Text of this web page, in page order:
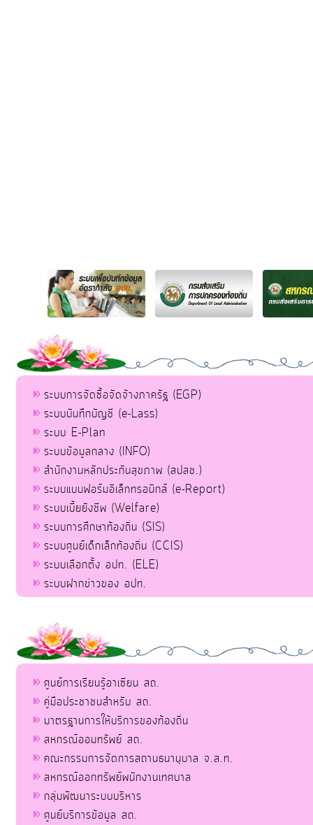
ระบบการจัดซื้อจัดจ้างภาครัฐ (EGP)
ระบบบันทึกบัญชี (e-Lass)
ระบบ E-Plan
ระบบข้อมูลกลาง (INFO)
สำนักงานหลักประกันสุขภาพ (สปสช.)
ระบบแบบฟอร์มอิเล็กทรอนิกส์ (e-Report)
ระบบเบี้ยยังชีพ (Welfare)
ระบบการศึกษาท้องถิ่น (SIS)
ระบบศูนย์เด็กเล็กท้องถิ่น (CCIS)
ระบบเลือกตั้ง อปท. (ELE)
ระบบฝากข่าวของ อปท.
ศูนย์การเรียนรู้อาเซียน สถ.
คู่มือประชาชนสำหรับ สถ.
มาตรฐานการให้บริการของท้องถิ่น
สหกรณ์ออมทรัพย์ สถ.
คณะกรรมการจัดการสถานธนานุบาล จ.ส.ท.
สหกรณ์ออกทรัพย์พนักงานเทศบาล
กลุ่มพัฒนาระบบบริหาร
ศูนย์บริการข้อมูล สถ.